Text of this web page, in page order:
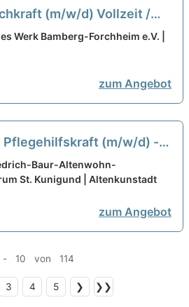
(m/w/d) Vollzeit /
Werk Bamberg-Forchheim e.V. |
zum Angebot
Pflegehilfskraft (m/w/d) -
Teil unseres Teams!
Baur-Altenwohn-
St. Kunigund | Altenkunstadt
zum Angebot
10 von 114
3 4 5 ❯ ❯❯